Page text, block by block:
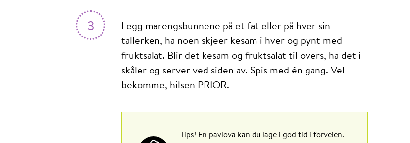
3
Legg marengsbunnene på et fat eller på hver sin
tallerken, ha noen skjeer kesam i hver og pynt med
fruktsalat. Blir det kesam og fruktsalat til overs, ha det i
skåler og server ved siden av. Spis med én gang. Vel
bekomme, hilsen PRIOR.
Tips! En pavlova kan du lage i god tid i forveien.